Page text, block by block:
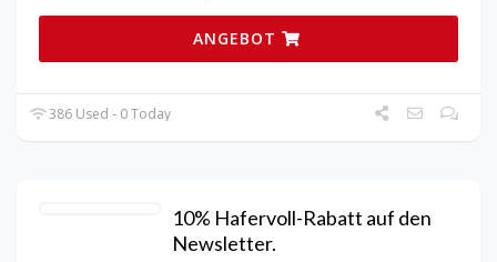
ANGEBOT
386 Used - 0 Today
10% Hafervoll-Rabatt auf den
Newsletter.